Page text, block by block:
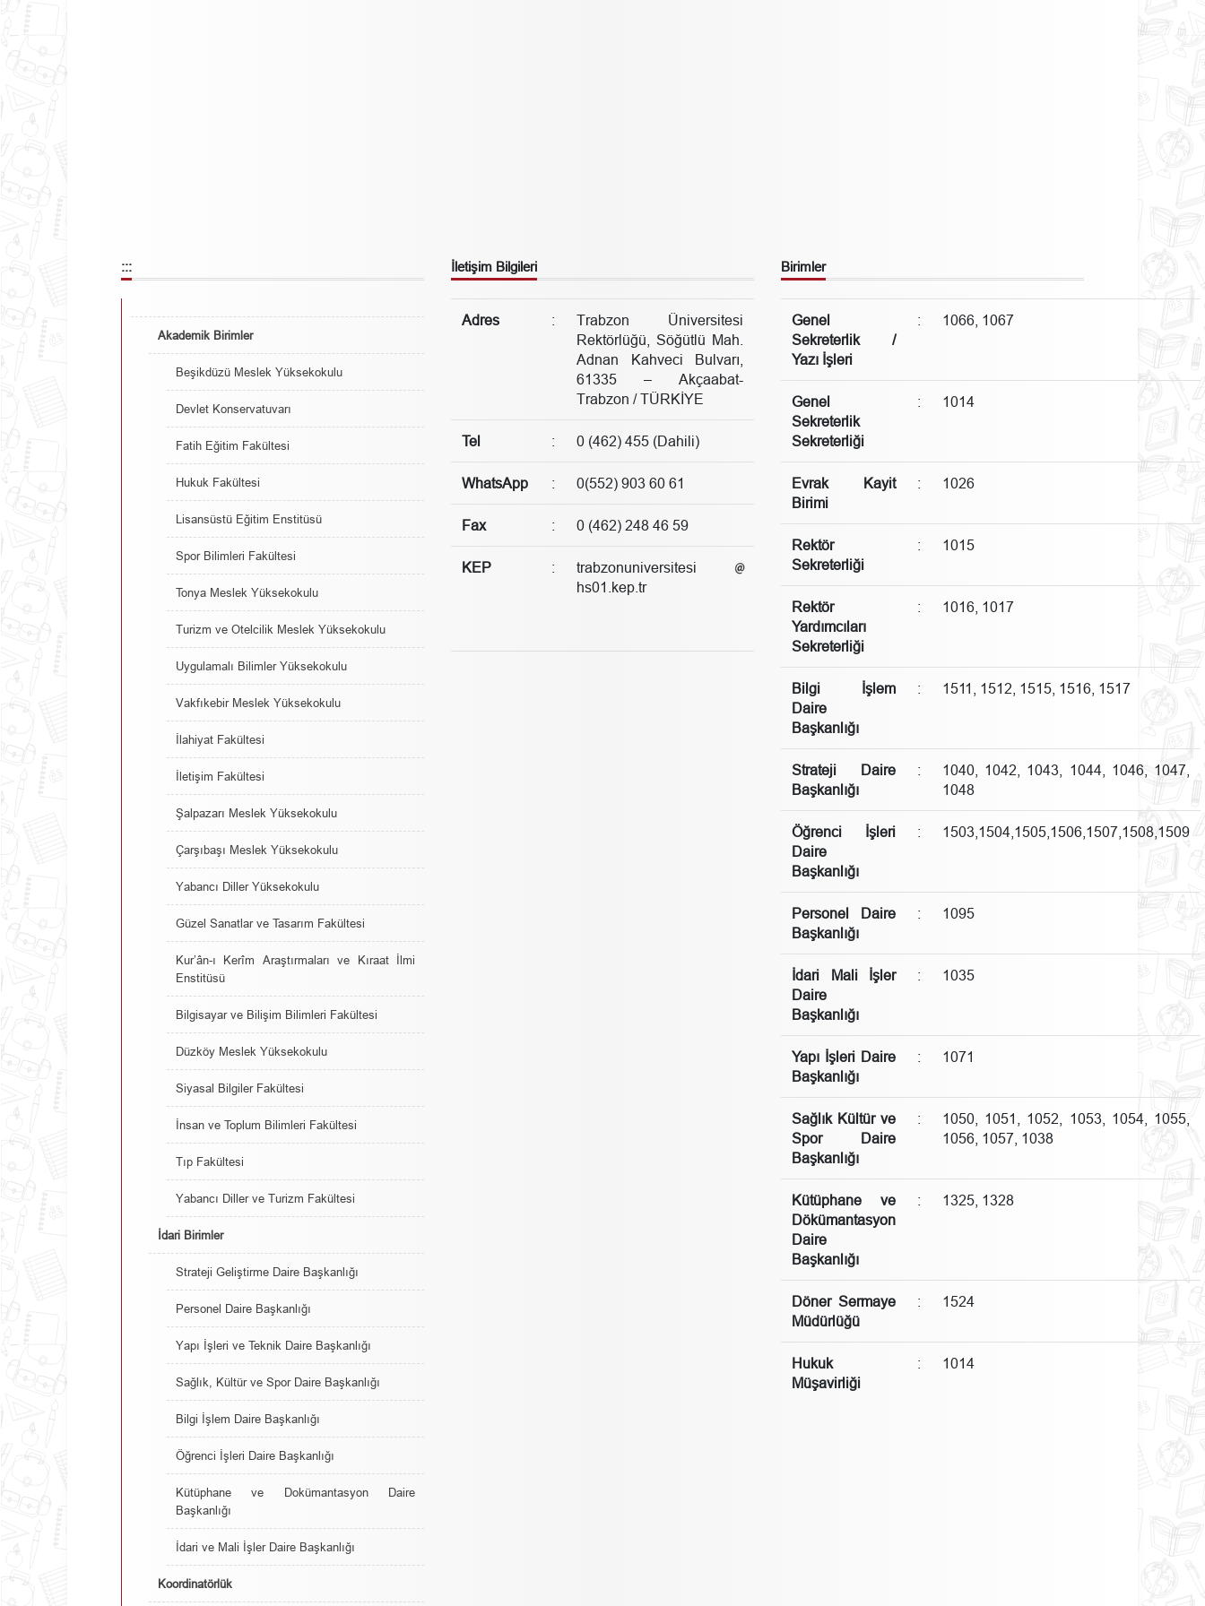
:::
Akademik Birimler
Beşikdüzü Meslek Yüksekokulu
Devlet Konservatuvarı
Fatih Eğitim Fakültesi
Hukuk Fakültesi
Lisansüstü Eğitim Enstitüsü
Spor Bilimleri Fakültesi
Tonya Meslek Yüksekokulu
Turizm ve Otelcilik Meslek Yüksekokulu
Uygulamalı Bilimler Yüksekokulu
Vakfıkebir Meslek Yüksekokulu
İlahiyat Fakültesi
İletişim Fakültesi
Şalpazarı Meslek Yüksekokulu
Çarşıbaşı Meslek Yüksekokulu
Yabancı Diller Yüksekokulu
Güzel Sanatlar ve Tasarım Fakültesi
Kur’ân-ı Kerîm Araştırmaları ve Kıraat İlmi
Enstitüsü
Bilgisayar ve Bilişim Bilimleri Fakültesi
Düzköy Meslek Yüksekokulu
Siyasal Bilgiler Fakültesi
İnsan ve Toplum Bilimleri Fakültesi
Tıp Fakültesi
Yabancı Diller ve Turizm Fakültesi
İdari Birimler
Strateji Geliştirme Daire Başkanlığı
Personel Daire Başkanlığı
Yapı İşleri ve Teknik Daire Başkanlığı
Sağlık, Kültür ve Spor Daire Başkanlığı
Bilgi İşlem Daire Başkanlığı
Öğrenci İşleri Daire Başkanlığı
Kütüphane ve Dokümantasyon Daire
Başkanlığı
İdari ve Mali İşler Daire Başkanlığı
Koordinatörlük
İletişim Bilgileri
Adres :
Trabzon Üniversitesi
Rektörlüğü, Söğütlü Mah.
Adnan Kahveci Bulvarı,
61335 – Akçaabat-
Trabzon / TÜRKİYE
Tel : 0 (462) 455 (Dahili)
WhatsApp : 0(552) 903 60 61
Fax : 0 (462) 248 46 59
KEP :
trabzonuniversitesi
hs01.kep.tr
Birimler
Genel
Sekreterlik /
Yazı İşleri
: 1066, 1067
Genel
Sekreterlik
Sekreterliği
: 1014
Evrak Kayit
Birimi
: 1026
Rektör
Sekreterliği
: 1015
Rektör
Yardımcıları
Sekreterliği
: 1016, 1017
Bilgi İşlem
Daire
Başkanlığı
: 1511, 1512, 1515, 1516, 1517
Strateji Daire
Başkanlığı
:
1040, 1042, 1043, 1044, 1046, 1047,
1048
Öğrenci İşleri
Daire
Başkanlığı
: 1503,1504,1505,1506,1507,1508,1509
Personel Daire
Başkanlığı
: 1095
İdari Mali İşler
Daire
Başkanlığı
: 1035
Yapı İşleri Daire
Başkanlığı
: 1071
Sağlık Kültür ve
Spor Daire
Başkanlığı
:
1050, 1051, 1052, 1053, 1054, 1055,
1056, 1057, 1038
Kütüphane ve
Dökümantasyon
Daire
Başkanlığı
: 1325, 1328
Döner Sermaye
Müdürlüğü
: 1524
Hukuk
Müşavirliği
: 1014